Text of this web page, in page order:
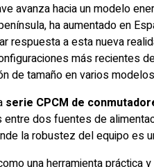
avanza hacia un modelo
ha aumentado en
respuesta a esta nueva
más recientes
de tamaño en varios
serie CPCM de
dos fuentes de
la robustez del equipo es
una herramienta práctica